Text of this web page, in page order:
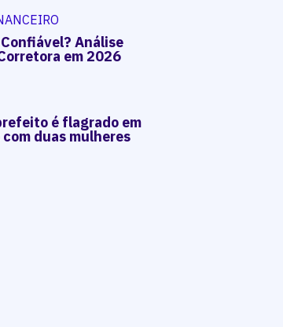
Análise
em 2026
é flagrado em
duas mulheres